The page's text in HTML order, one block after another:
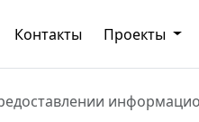
Контакты Проекты